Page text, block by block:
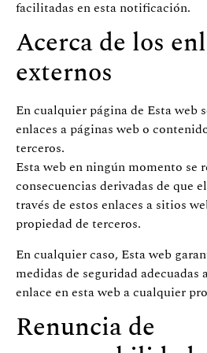
facilitadas en esta notificación.
Acerca de los
externos
En cualquier página de Esta web
enlaces a páginas web o
terceros.
Esta web en ningún momento se
consecuencias derivadas de que
través de estos enlaces a sitios
propiedad de terceros.
En cualquier caso, Esta web
medidas de seguridad
enlace en esta web a cualquier
Renuncia de